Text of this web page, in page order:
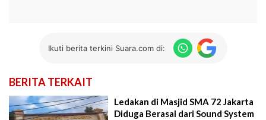
Ikuti berita terkini Suara.com di:
BERITA TERKAIT
Ledakan di Masjid SMA 72 Jakarta
Diduga Berasal dari Sound System